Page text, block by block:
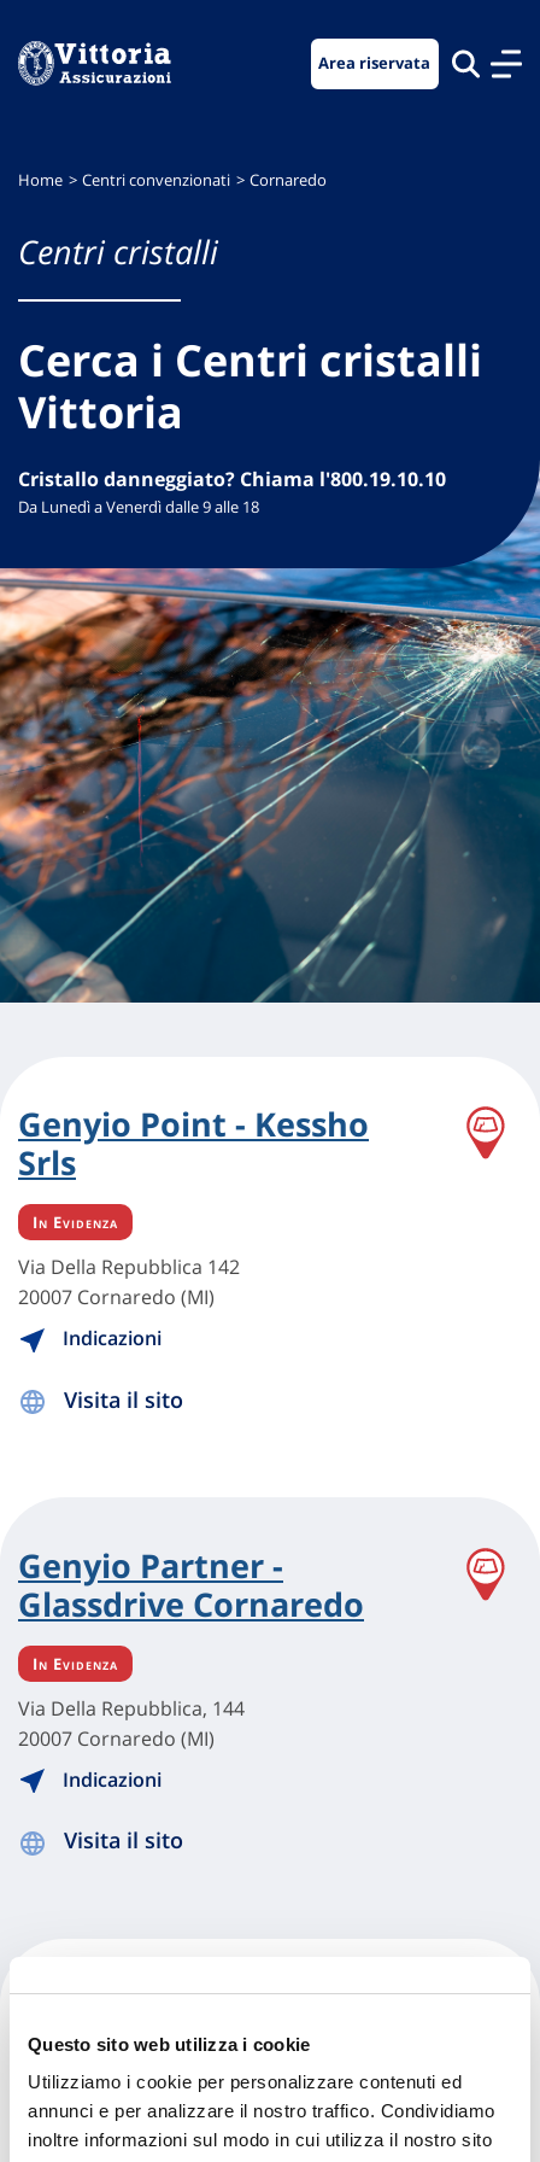
Questo sito web utilizza i cookie
Utilizziamo i cookie per personalizzare contenuti ed
annunci e per analizzare il nostro traffico. Condividiamo
inoltre informazioni sul modo in cui utilizza il nostro sito
menu
contenuto
footer
Area riservata
Home Centri convenzionati Cornaredo
Centri cristalli
Cerca i Centri cristalli
Vittoria
Cristallo danneggiato? Chiama l'800.19.10.10
Da Lunedì a Venerdì dalle 9 alle 18
Genyio Point - Kessho
Srls
In Evidenza
Via Della Repubblica 142
20007 Cornaredo (MI)
Indicazioni
Visita il sito
Genyio Partner -
Glassdrive Cornaredo
In Evidenza
Via Della Repubblica, 144
20007 Cornaredo (MI)
Indicazioni
Visita il sito
Carglass - Cornaredo
Via Milano, 5
20010 Cornaredo (MI)